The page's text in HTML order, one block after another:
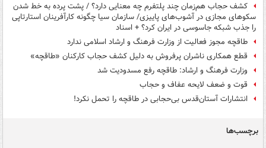
کشف حجاب هم‌زمان چند پلتفرم چه معنایی دارد؟ / پشت پرده به خط شدن
سکوهای مجازی در آشوب‌های پاییزی/ سازمان سیا چگونه کارآفرینان استارتاپی
را جذب شبکه جاسوسی در ایران کرد؟ + اسناد
طاقچه مجوز فعالیت از وزارت فرهنگ و ارشاد اسلامی ندارد
قطع همکاری ناشران پرفروش به دلیل کشف حجاب کارکنان «طاقچه»
وزارت فرهنگ و ارشاد: طاقچه رفع مسدودیت شد
قوت و ضعف لایحه عفاف و حجاب
انتشارات آستان‌قدس بی‌حجابی در طاقچه را تحمل نکرد!
برچسب‌ها